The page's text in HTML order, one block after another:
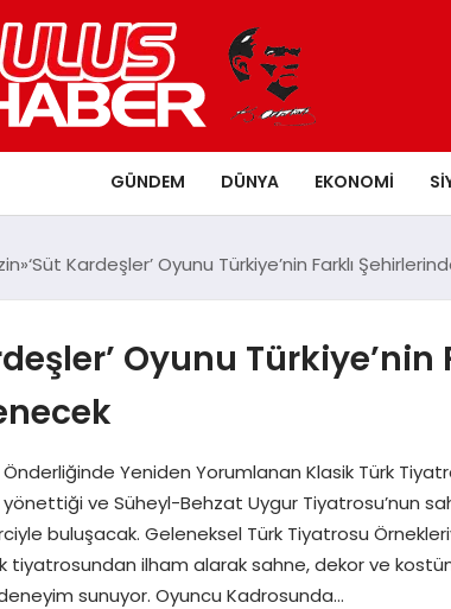
GÜNDEM DÜNYA EKONOMI
‘Süt Kardeşler’ Oyunu Türkiye’nin Farklı
Oyunu
Önderliğinde Yeniden Yorumlanan Klasik Türk
yönettiği ve Süheyl-Behzat Uygur Tiyatrosu’nun
buluşacak. Geleneksel Türk Tiyatrosu
tiyatrosundan ilham alarak sahne, dekor ve
sunuyor. Oyuncu Kadrosunda…